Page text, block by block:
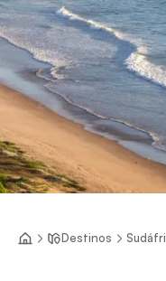
Destinos